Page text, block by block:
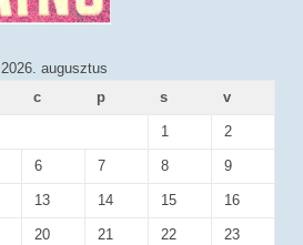
2026. augusztus
c p s v
1 2
6 7 8 9
13 14 15 16
20 21 22 23